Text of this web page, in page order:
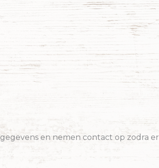
en nemen contact op zodra